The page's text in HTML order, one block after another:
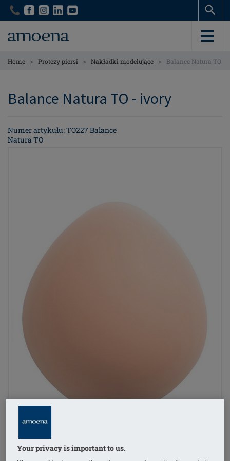
Skip
content
Skip
content
Home > Protezy piersi > Nakładki modelujące > Balance Natura TO
Balance Natura TO - ivory
Numer artykułu: TO227 Balance
Natura TO
Your privacy is important to us.